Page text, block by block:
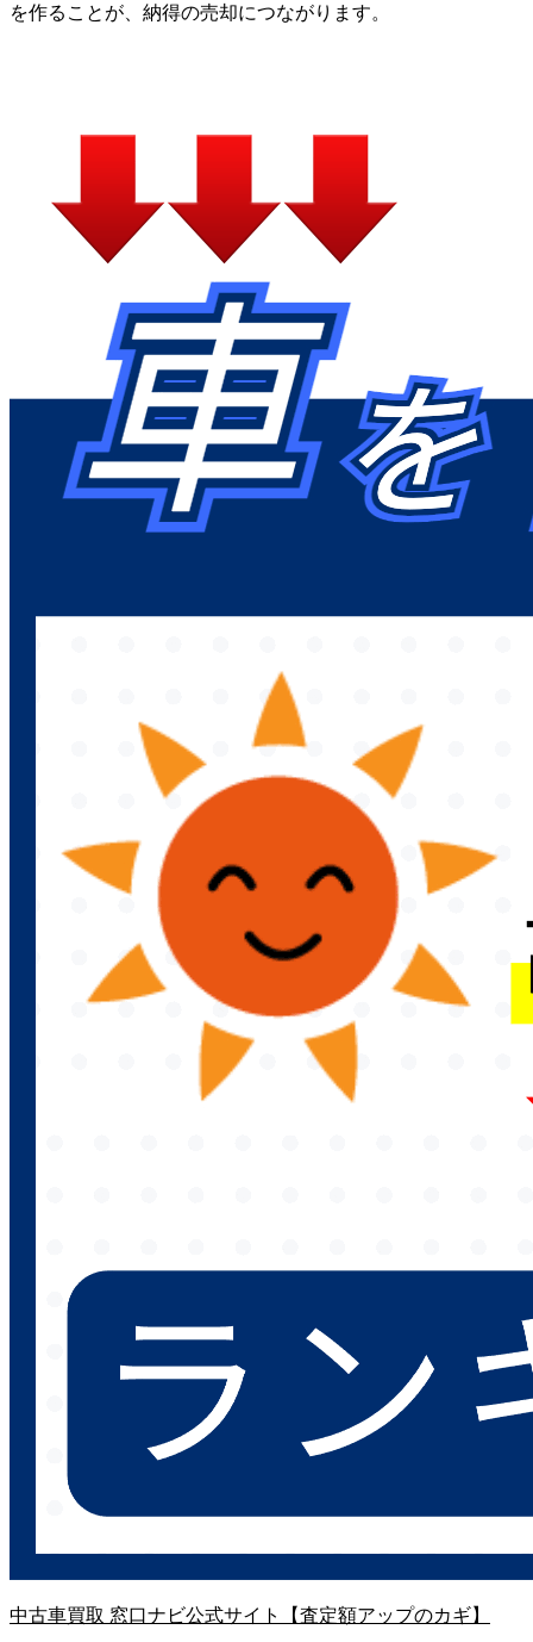
を作ることが、納得の売却につながります。
中古車買取 窓口ナビ公式サイト【査定額アップのカギ】